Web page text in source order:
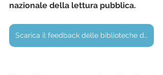
nazionale della lettura pubblica.
Scarica il feedback delle biblioteche di Lille (in inglese)